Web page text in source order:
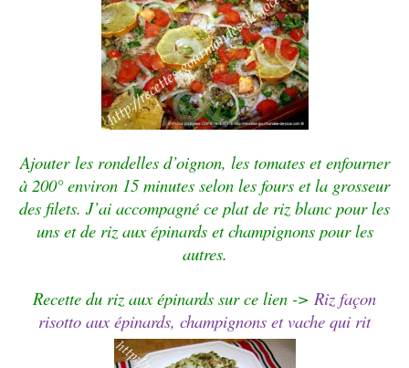
Ajouter les rondelles d’oignon, les tomates et enfourner
à 200° environ 15 minutes selon les fours et la grosseur
des filets. J’ai accompagné ce plat de riz blanc pour les
uns et de riz aux épinards et champignons pour les
autres.
Recette du riz aux épinards sur ce lien -> Riz façon
risotto aux épinards, champignons et vache qui rit